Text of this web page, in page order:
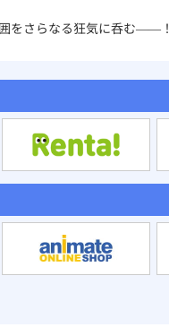
をさらなる狂気に呑む――！